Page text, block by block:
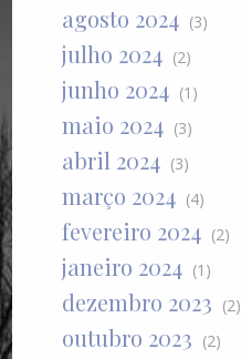
agosto 2024 (3)
julho 2024 (2)
junho 2024 (1)
maio 2024 (3)
abril 2024 (3)
março 2024 (4)
fevereiro 2024 (2)
janeiro 2024 (1)
dezembro 2023 (2)
outubro 2023 (2)